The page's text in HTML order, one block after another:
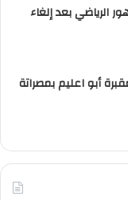
الرياضي بعد إلغاء
أبو اعليم بمصراتة